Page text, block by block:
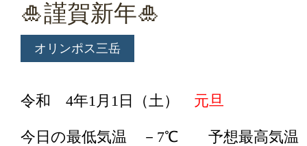
🎍謹賀新年🎍
オリンポス三岳
令和 4年1月1日（土） 元旦
今日の最低気温 －7℃ 予想最高